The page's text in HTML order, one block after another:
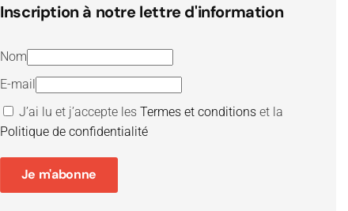
Inscription à notre lettre d'information
Nom
E-mail
J’ai lu et j’accepte lesTermes et conditions et la
Politique de confidentialité
Je m'abonne